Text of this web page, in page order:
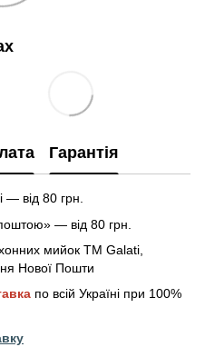
Гарантія
— від 80 грн.
— від 80 грн.
мийок ТМ Galati,
Нової Пошти
по всій Україні при 100%